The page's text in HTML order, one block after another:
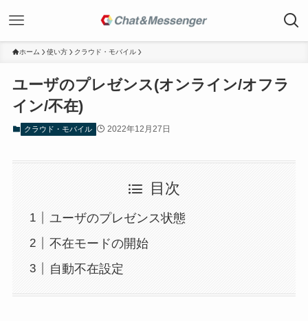
ホーム 使い方 クラウド・モバイル
ユーザのプレゼンス(オンライン/オフラ
イン/不在)
クラウド・モバイル 2022年12月27日
目次
ユーザのプレゼンス状態
不在モードの開始
自動不在設定